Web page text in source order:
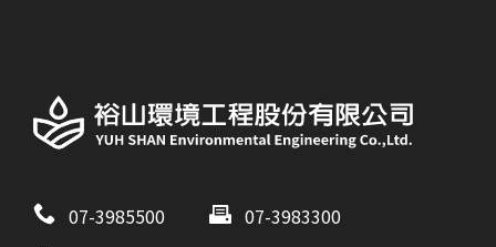
07-3985500
07-3983300